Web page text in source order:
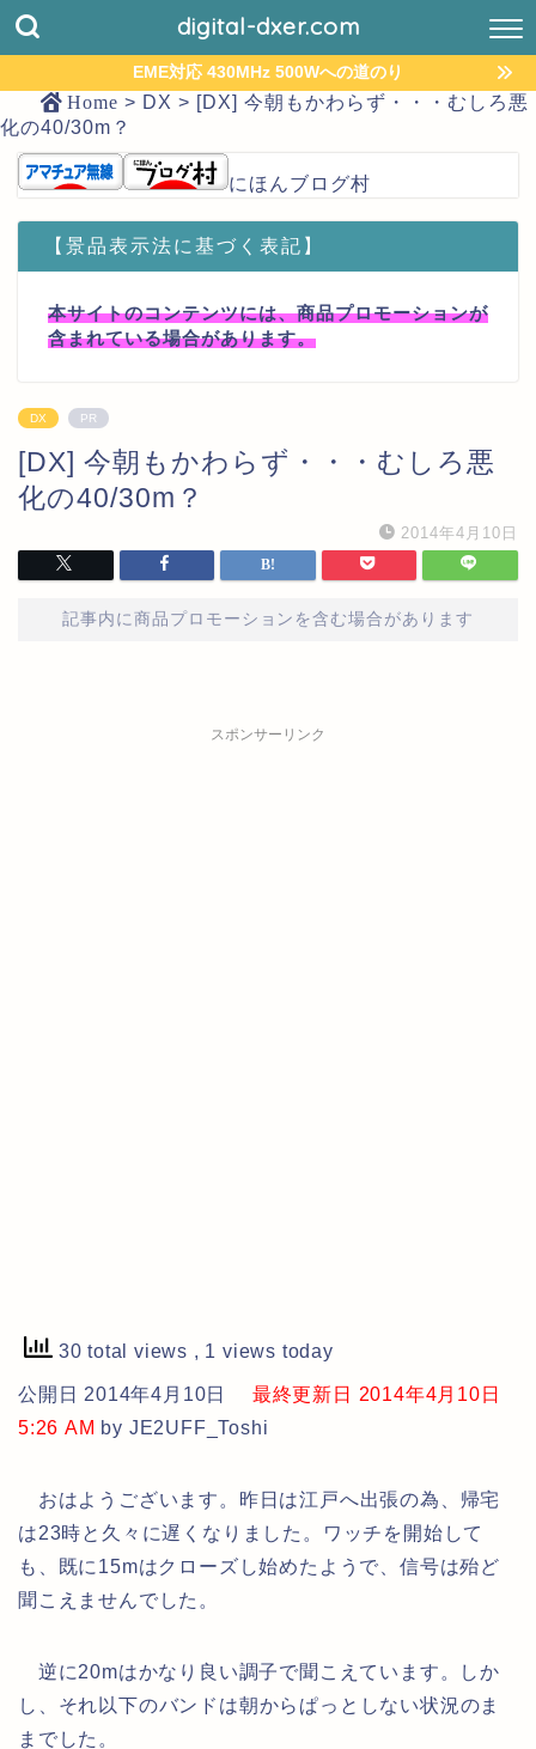
digital-dxer.com
EME対応 430MHz 500Wへの道のり
Home > DX > [DX] 今朝もかわらず・・・むしろ悪
化の40/30m？
にほんブログ村
【景品表示法に基づく表記】
本サイトのコンテンツには、商品プロモーションが
含まれている場合があります。
DX PR
[DX] 今朝もかわらず・・・むしろ悪
化の40/30m？
2014年4月10日
記事内に商品プロモーションを含む場合があります
スポンサーリンク
30 total views , 1 views today
公開日 2014年4月10日
最終更新日 2014年4月10日
5:26 AM by JE2UFF_Toshi
おはようございます。昨日は江戸へ出張の為、帰宅
は23時と久々に遅くなりました。ワッチを開始して
も、既に15mはクローズし始めたようで、信号は殆ど
聞こえませんでした。
逆に20mはかなり良い調子で聞こえています。しか
し、それ以下のバンドは朝からぱっとしない状況のま
までした。